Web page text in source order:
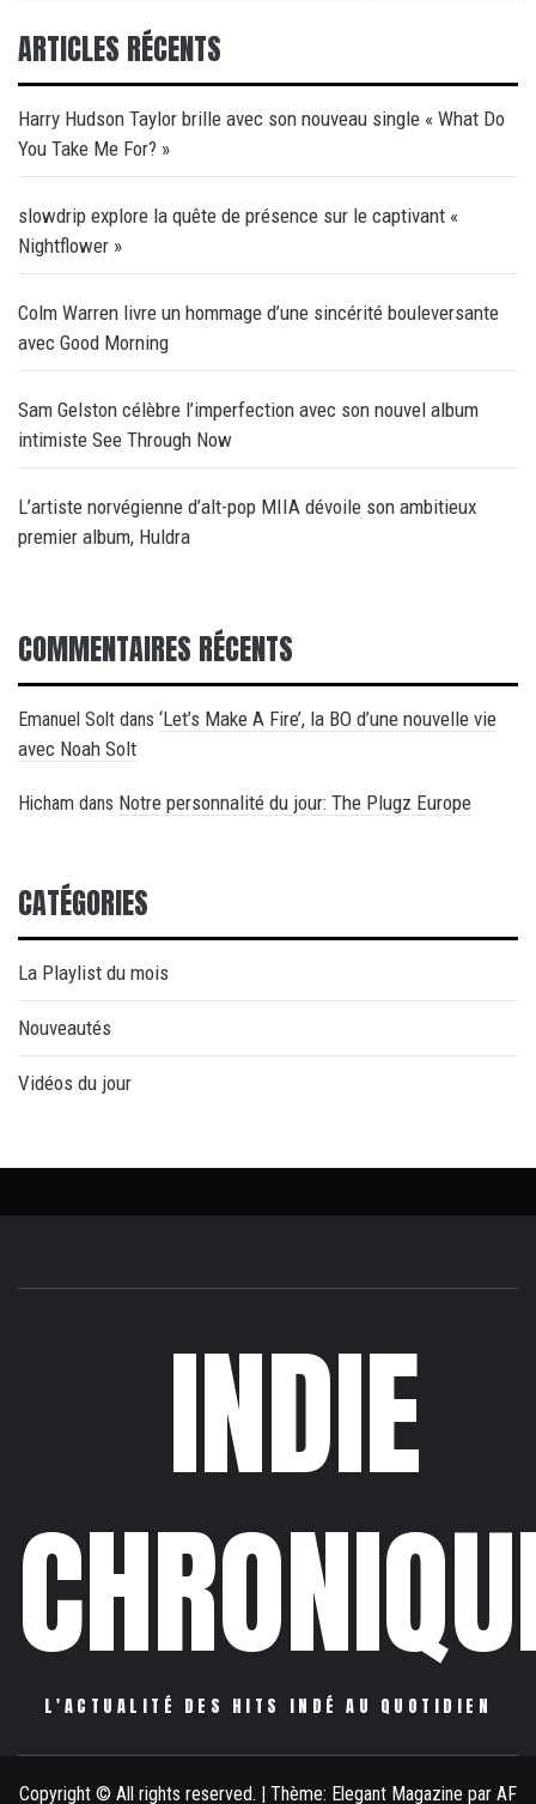
ARTICLES RÉCENTS
Harry Hudson Taylor brille avec son nouveau single « What Do
You Take Me For? »
slowdrip explore la quête de présence sur le captivant «
Nightflower »
Colm Warren livre un hommage d’une sincérité bouleversante
avec Good Morning
Sam Gelston célèbre l’imperfection avec son nouvel album
intimiste See Through Now
L’artiste norvégienne d’alt-pop MIIA dévoile son ambitieux
premier album, Huldra
COMMENTAIRES RÉCENTS
Emanuel Solt dans ‘Let’s Make A Fire’, la BO d’une nouvelle vie
avec Noah Solt
Hicham dans Notre personnalité du jour: The Plugz Europe
CATÉGORIES
La Playlist du mois
Nouveautés
Vidéos du jour
INDIE
L'ACTUALITÉ DES HITS INDÉ AU QUOTIDIEN
Copyright © All rights reserved. | Thème: Elegant Magazine par AF